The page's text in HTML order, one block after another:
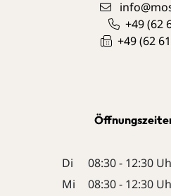
+49 (62
+49 (62
Di
08:30 - 12:30
Mi
08:30 - 12:30